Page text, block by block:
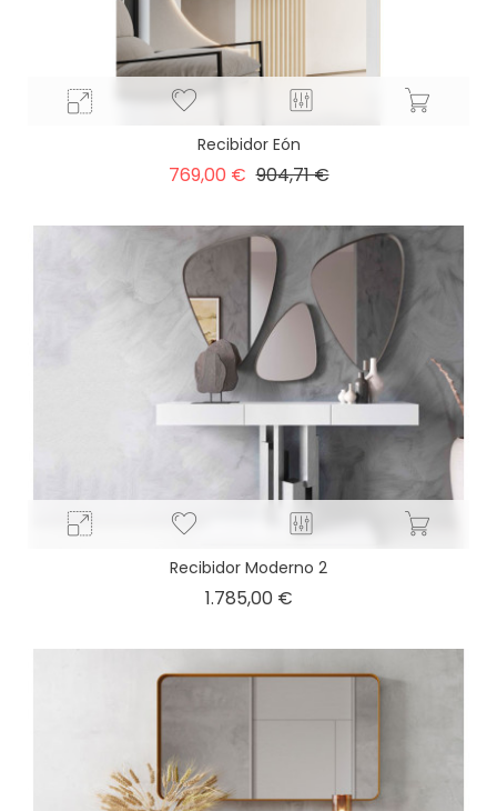
Recibidor Eón
769,00 € Precio
904,71 €Precio
Recibidor Moderno 2
1.785,00 €Precio